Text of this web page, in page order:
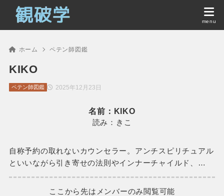
ホーム ペテン師図鑑
KIKO
2025年12月23日
ペテン師図鑑
名前：KIKO
読み：きこ
自称予約の取れないカウンセラー。アンチスピリチュアル
といいながら引き寄せの法則やインナーチャイルド、…
ここから先はメンバーのみ閲覧可能